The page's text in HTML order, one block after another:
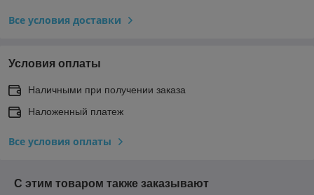
Все условия доставки
Условия оплаты
Наличными при получении заказа
Наложенный платеж
Все условия оплаты
С этим товаром также заказывают